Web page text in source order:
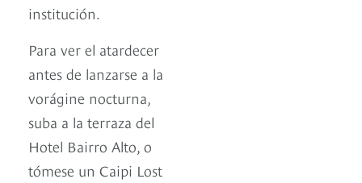
institución.
Para ver el atardecer
antes de lanzarse a la
vorágine nocturna,
suba a la terraza del
Hotel Bairro Alto, o
tómese un Caipi Lost